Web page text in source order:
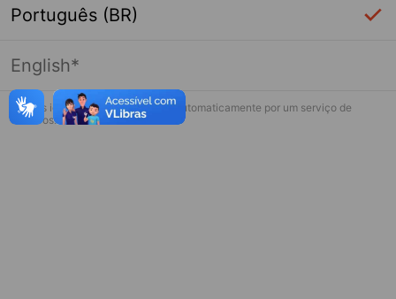
Página indisponível
Desculpe, algo deu errado. Faça login
Português (BR)
English*
* Esses idiomas serão traduzidos automaticamente por um serviço de
terceiros.